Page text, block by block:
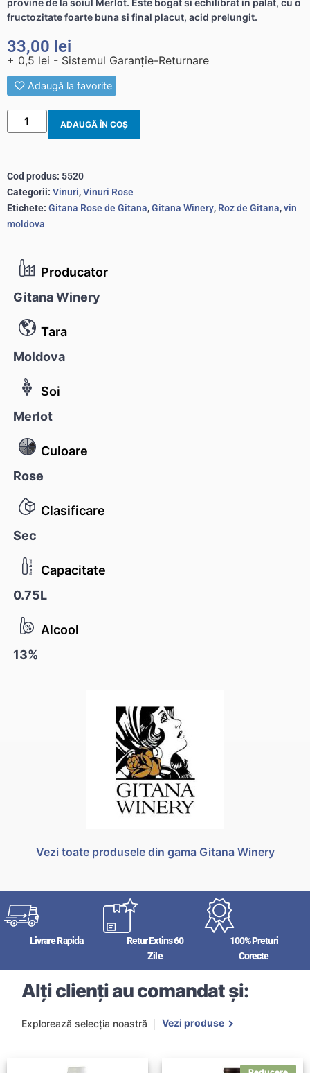
Producator
Gitana Winery
Tara
Moldova
Soi
Merlot
Culoare
Rose
Clasificare
Sec
Capacitate
0.75L
Alcool
13%
Vezi toate produsele din gama Gitana Winery
provine de la soiul Merlot. Este bogat si echilibrat in palat, cu o
fructozitate foarte buna si final placut, acid prelungit.
33,00 lei
+ 0,5 lei - Sistemul Garanție-Returnare
Adaugă la favorite
ADAUGĂ ÎN COȘ
Cod produs: 5520
Categorii: Vinuri,Vinuri Rose
Etichete: Gitana Rose de Gitana,Gitana Winery, Roz de Gitana,vin
moldova
Livrare Rapida
Retur Extins 60
Zile
100% Preturi
Corecte
Alți clienți au comandat și:
Explorează selecția noastră Vezi produse